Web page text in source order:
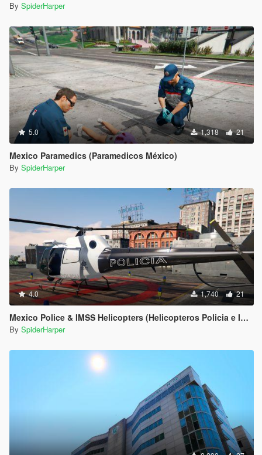
By SpiderHarper
5.0 1,318 21
Mexico Paramedics (Paramedicos México)
By SpiderHarper
4.0 1,740 21
Mexico Police & IMSS Helicopters (Helicopteros Policia e IMSS México)
By SpiderHarper